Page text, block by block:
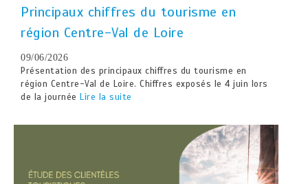
Principaux chiffres du tourisme en
région Centre-Val de Loire
09/06/2026
Présentation des principaux chiffres du tourisme en
région Centre-Val de Loire. Chiffres exposés le 4 juin lors
de la journée Lire la suite